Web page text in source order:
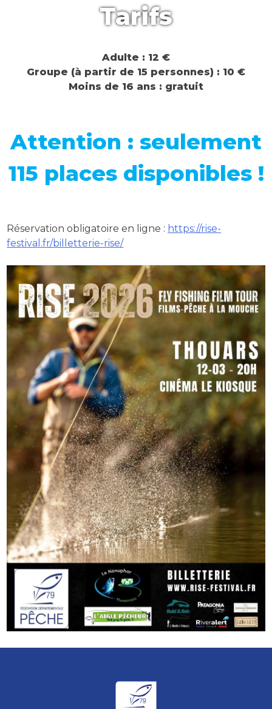
Tarifs
Adulte : 12 €
Groupe (à partir de 15 personnes) : 10 €
Moins de 16 ans : gratuit
Attention : seulement
115 places disponibles !
Réservation obligatoire en ligne : https://rise-
festival.fr/billetterie-rise/